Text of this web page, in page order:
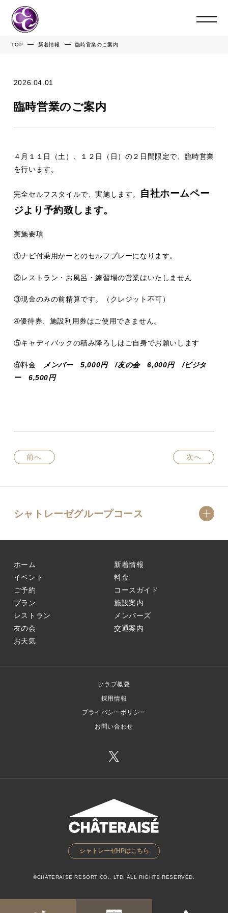
TOP 新着情報 臨時営業のご案内
2026.04.01
臨時営業のご案内
４月１１日（土）、１２日（日）の２日間限定で、臨時営業
を行います。
完全セルフスタイルで、実施します。
自社ホームペー
ジより予約致します。
実施要項
①ナビ付乗用かーとのセルフプレーになります。
②レストラン・お風呂・練習場の営業はいたしません
③現金のみの前精算です。（クレジット不可）
➃優待券、施設利用券はご使用できません。
⑤キャディバックの積み降ろしはご自身でお願いします
⑥料金
メンバー 5,000円 /友の会 6,000円 /ビジタ
ー 6,500円
前へ 次へ
シャトレーゼグループコース
ホーム
新着情報
イベント
料金
ご予約
コースガイド
プラン
施設案内
レストラン
メンバーズ
友の会
交通案内
お天気
クラブ概要
採用情報
プライバシーポリシー
お問い合わせ
シャトレーゼHPはこちら
©CHATERAISE RESORT CO,. LTD. ALL RIGHTS RESERVED.